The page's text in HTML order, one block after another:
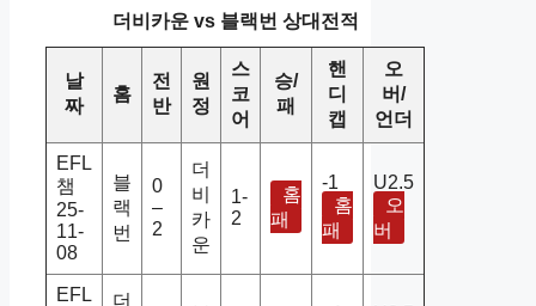
더비카운 vs 블랙번 상대전적
날
짜
홈
전
반
원
정
스
코
어
승/
패
핸
디
캡
오
버/
언더
EFL
챔
25-
11-
08
블
랙
번
0
–
2
더
비
카
운
1-
2
홈
패
-1
홈
패
U2.5
오
버
EFL
더